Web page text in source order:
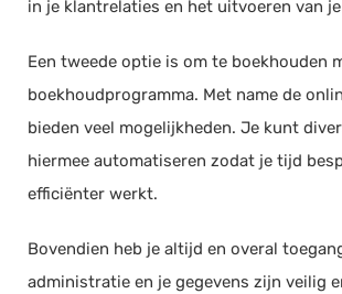
in je klantrelaties en het uitvoeren van
Een tweede optie is om te boekhouden
boekhoudprogramma. Met name de
bieden veel mogelijkheden. Je kunt
hiermee automatiseren zodat je tijd
efficiënter werkt.
Bovendien heb je altijd en overal
administratie en je gegevens zijn veilig